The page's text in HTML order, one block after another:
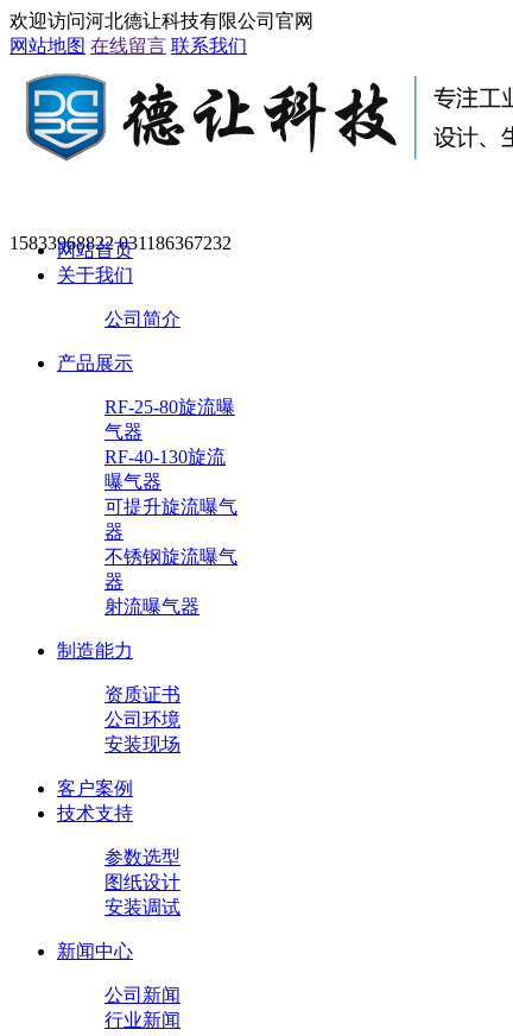
欢迎访问河北德让科技有限公司官网
网站地图 在线留言 联系我们
15833968822 031186367232
网站首页
关于我们
公司简介
产品展示
RF-25-80旋流曝
气器
RF-40-130旋流
曝气器
可提升旋流曝气
器
不锈钢旋流曝气
器
射流曝气器
制造能力
资质证书
公司环境
安装现场
客户案例
技术支持
参数选型
图纸设计
安装调试
新闻中心
公司新闻
行业新闻